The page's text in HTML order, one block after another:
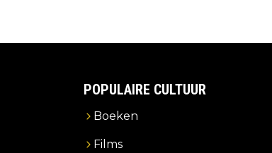
POPULAIRE CULTUUR
Boeken
Films